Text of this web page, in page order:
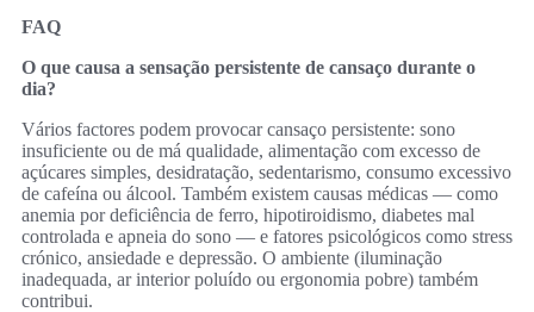
FAQ
O que causa a sensação persistente de cansaço durante o
dia?
Vários factores podem provocar cansaço persistente: sono
insuficiente ou de má qualidade, alimentação com excesso de
açúcares simples, desidratação, sedentarismo, consumo excessivo
de cafeína ou álcool. Também existem causas médicas — como
anemia por deficiência de ferro, hipotiroidismo, diabetes mal
controlada e apneia do sono — e fatores psicológicos como stress
crónico, ansiedade e depressão. O ambiente (iluminação
inadequada, ar interior poluído ou ergonomia pobre) também
contribui.